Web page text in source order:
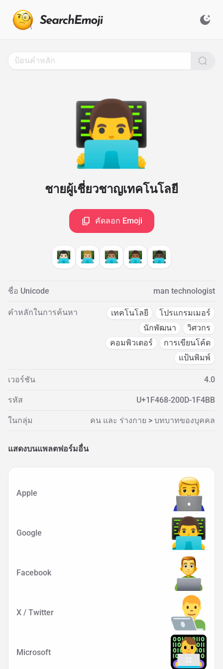
👨‍💻
ชายผู้เชี่ยวชาญเทคโนโลยี
คัดลอก Emoji
👨🏻‍💻 👨🏼‍💻 👨🏽‍💻 👨🏾‍💻 👨🏿‍💻
ชื่อ Unicode man technologist
คำหลักในการค้นหา เทคโนโลยี
โปรแกรมเมอร์
นักพัฒนา
วิศวกร
คอมพิวเตอร์
การเขียนโค้ด
แป้นพิมพ์
เวอร์ชัน 4.0
รหัส U+1F468-200D-1F4BB
ในกลุ่ม คน และ ร่างกาย > บทบาทของบุคคล
แสดงบนแพลตฟอร์มอื่น
Apple
Google
Facebook
X / Twitter
Microsoft